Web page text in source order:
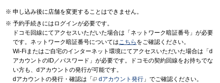
申し込み後に店舗を変更することはできません。
予約手続きにはログインが必要です。
ドコモ回線にてアクセスいただいた場合は「ネットワーク暗証番号」が必要
です。ネットワーク暗証番号についてはこちら をご確認ください。
Wi-Fiまたはご自宅のインターネット環境にてアクセスいただいた場合は「d
アカウントのID／パスワード」が必要です。ドコモの契約回線をお持ちでな
い方も、dアカウントの発行が可能です。
dアカウントの発行・確認は「
dアカウント発行 」でご確認ください。